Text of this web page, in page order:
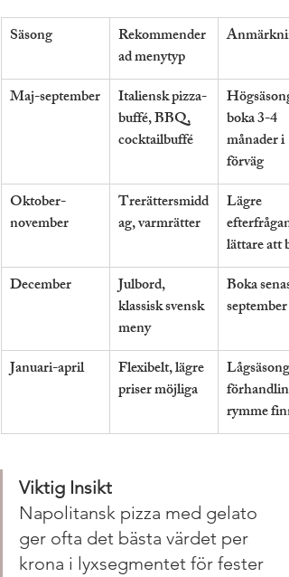
Säsong
Rekommender
ad menytyp
Maj-september
Italiensk pizza-
buffé, BBQ,
cocktailbuffé
Högsäsong,
boka 3-4
månader i
förväg
Oktober-
november
Trerättersmidd
ag, varmrätter
Lägre
efterfrågan,
lättare att
December
Julbord,
klassisk svensk
meny
Boka
september
Januari-april
Flexibelt, lägre
priser möjliga
Lågsäsong,
rymme finns
Viktig Insikt
Napolitansk pizza med gelato
ger ofta det bästa värdet per
krona i lyxsegmentet för fester